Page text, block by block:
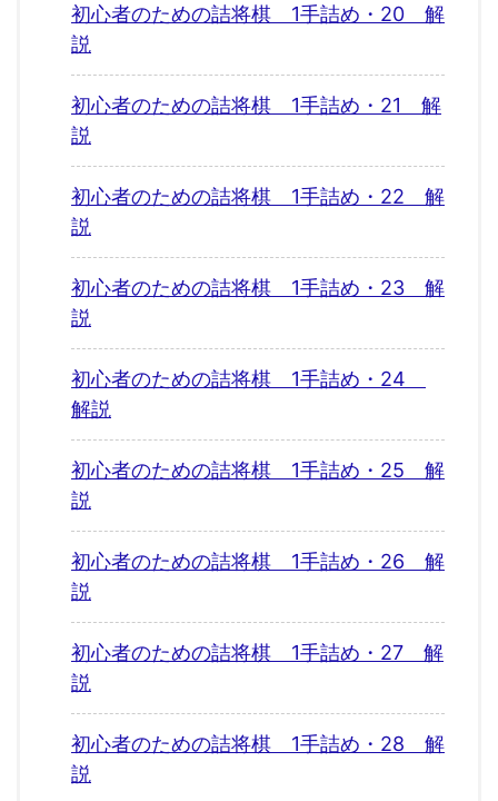
初心者のための詰将棋 1手詰め・20 解
説
初心者のための詰将棋 1手詰め・21 解
説
初心者のための詰将棋 1手詰め・22 解
説
初心者のための詰将棋 1手詰め・23 解
説
初心者のための詰将棋 1手詰め・24
解説
初心者のための詰将棋 1手詰め・25 解
説
初心者のための詰将棋 1手詰め・26 解
説
初心者のための詰将棋 1手詰め・27 解
説
初心者のための詰将棋 1手詰め・28 解
説